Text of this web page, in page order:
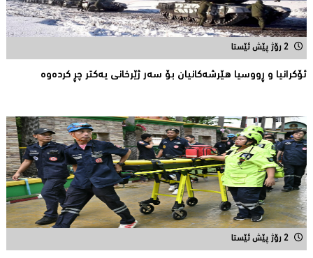
2 رۆژ پێش ئێستا
ئۆكرانیا و ڕووسیا هێرشەكانیان بۆ سەر ژێرخانی یەكتر چڕ كردەوە
2 رۆژ پێش ئێستا